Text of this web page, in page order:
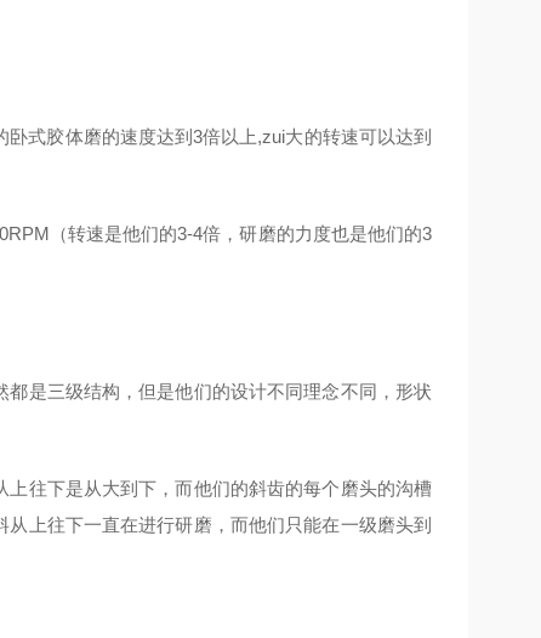
式胶体磨的速度达到3倍以上,zui大的转速可以达到
（转速是他们的3-4倍，研磨的力度也是他们的3
是三级结构，但是他们的设计不同理念不同，形状
往下是从大到下，而他们的斜齿的每个磨头的沟槽
上往下一直在进行研磨，而他们只能在一级磨头到